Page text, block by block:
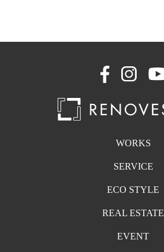
WORKS
SERVICE
ECO STYLE
REAL ESTATE
EVENT